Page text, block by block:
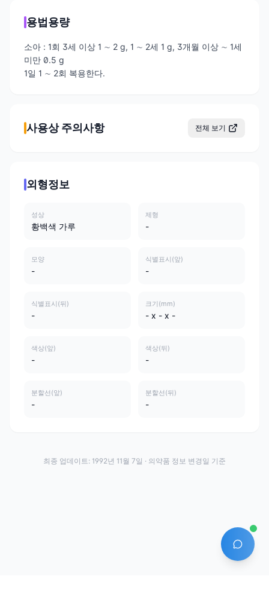
용법용량
소아 : 1회 3세 이상 1 ∼ 2 g, 1 ∼ 2세 1 g, 3개월 이상 ∼ 1세
미만 0.5 g
1일 1 ∼ 2회 복용한다.
사용상 주의사항 전체 보기
외형정보
성상
황백색 가루
제형
-
모양
-
식별표시(앞)
-
식별표시(뒤)
-
크기(mm)
- x - x -
색상(앞)
-
색상(뒤)
-
분할선(앞)
-
분할선(뒤)
-
AI 에이
최종 업데이트: 1992년 11월 7일 · 의약품 정보 변경일 기준